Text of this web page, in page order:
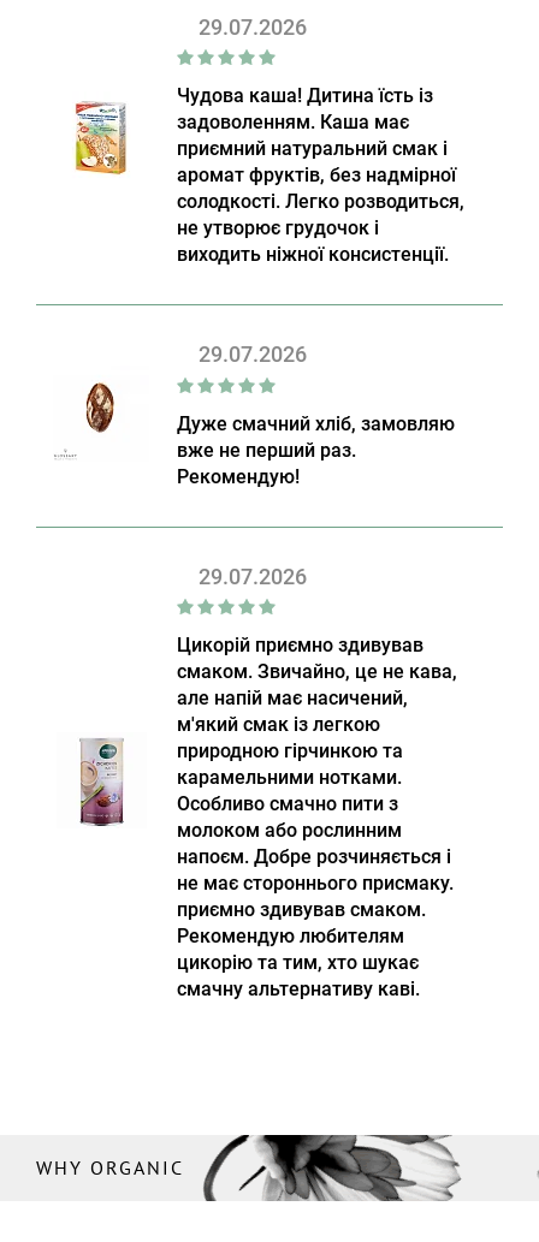
29.07.2026
Чудова каша! Дитина їсть із
задоволенням. Каша має
приємний натуральний смак і
аромат фруктів, без надмірної
солодкості. Легко розводиться,
не утворює грудочок і
виходить ніжної консистенції.
29.07.2026
Дуже смачний хліб, замовляю
вже не перший раз.
Рекомендую!
29.07.2026
Цикорій приємно здивував
смаком. Звичайно, це не кава,
але напій має насичений,
м'який смак із легкою
природною гірчинкою та
карамельними нотками.
Особливо смачно пити з
молоком або рослинним
напоєм. Добре розчиняється і
не має стороннього присмаку.
приємно здивував смаком.
Рекомендую любителям
цикорію та тим, хто шукає
смачну альтернативу каві.
WHY ORGANIC